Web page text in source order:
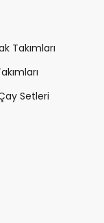
Takımları
Setleri